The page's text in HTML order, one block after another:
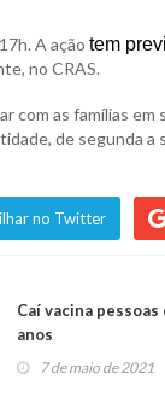
A ação tem
no CRAS.
com as famílias
de segunda a
no Twitter
Caí vacina
anos
7 de maio de 2021